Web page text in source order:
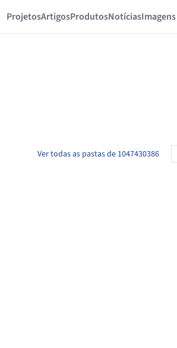
ProjetosArtigosProdutosNotíciasImagens
Ver todas as pastas de 1047430386